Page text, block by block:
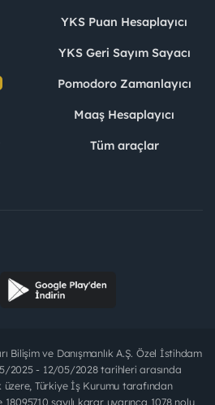
YKS Puan Hesaplayıcı
YKS Geri Sayım Sayacı
Pomodoro Zamanlayıcı
Maaş Hesaplayıcı
Tüm araçlar
Bilişim ve Danışmanlık A.Ş. Özel İstihdam
2025 - 12/05/2028 tarihleri arasında
Türkiye İş Kurumu tarafından
sayılı karar uyarınca 1078 nolu